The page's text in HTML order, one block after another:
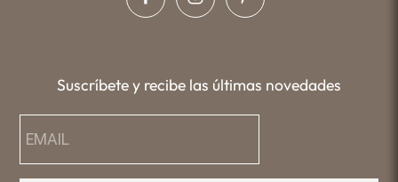
Suscríbete y recibe las últimas novedades